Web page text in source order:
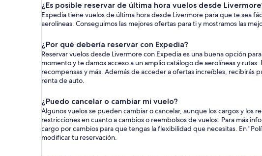
¿Es posible reservar de última hora vuelos desde
Expedia tiene vuelos de última hora desde Livermore para que te sea
aerolíneas. Conseguimos las mejores ofertas para ti y mostramos las
¿Por qué debería reservar con Expedia?
Reservar vuelos desde Livermore con Expedia es una buena opción
momento y te damos acceso a un amplio catálogo de aerolíneas y
recompensas y más. Además de acceder a ofertas increíbles,
renta de auto.
¿Puedo cancelar o cambiar mi vuelo?
Algunos vuelos se pueden cambiar o cancelar, aunque los cargos y los
restricciones en cuanto a cambios o reembolsos de vuelos. Para más
cargo por cambios para que tengas la flexibilidad que necesitas. En
modificar tu reservación.